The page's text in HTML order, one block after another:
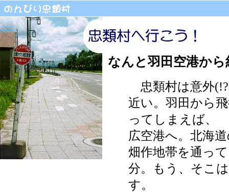
なんと羽田空港から
忠類村は意外
近い。羽田から
ってしまえば、
広空港へ。北海
畑作地帯を通っ
分。もう、そこ
す。